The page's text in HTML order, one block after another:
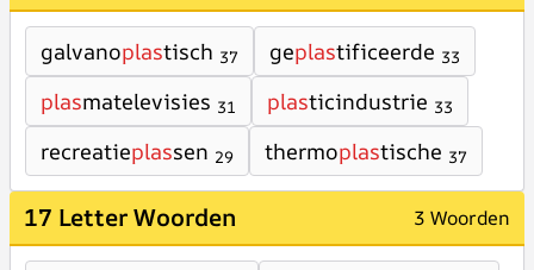
galvanoplastisch 37 geplastificeerde 33
plasmatelevisies 31 plasticindustrie 33
recreatieplassen 29 thermoplastische 37
17 Letter Woorden 3 Woorden